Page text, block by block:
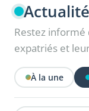
Restez informé
expatriés et
À la une